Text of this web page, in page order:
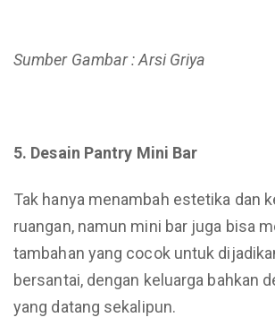
Sumber Gambar : Arsi Griya
5. Desain Pantry Mini Bar
Tak hanya menambah estetika dan
ruangan, namun mini bar juga bisa
tambahan yang cocok untuk
bersantai, dengan keluarga bahkan
yang datang sekalipun.